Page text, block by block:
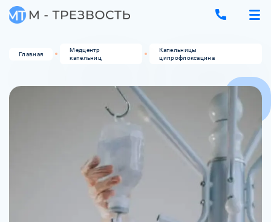
Главная
Медцентр
капельниц
Капельницы
ципрофлоксацина